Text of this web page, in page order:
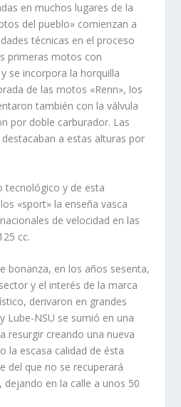
en muchos lugares de la
del pueblo» comienzan a
técnicas en el proceso
primeras motos con
se incorpora la horquilla
de las motos «Renn», los
también con la válvula
por doble carburador. Las
a estas alturas por
tecnológico y de esta
«sport» la enseña vasca
de velocidad en las
cc.
bonanza, en los años sesenta,
y el interés de la marca
derivaron en grandes
Lube-NSU se sumió en una
resurgir creando una nueva
la escasa calidad de ésta
del que no se recuperará
dejando en la calle a unos 50